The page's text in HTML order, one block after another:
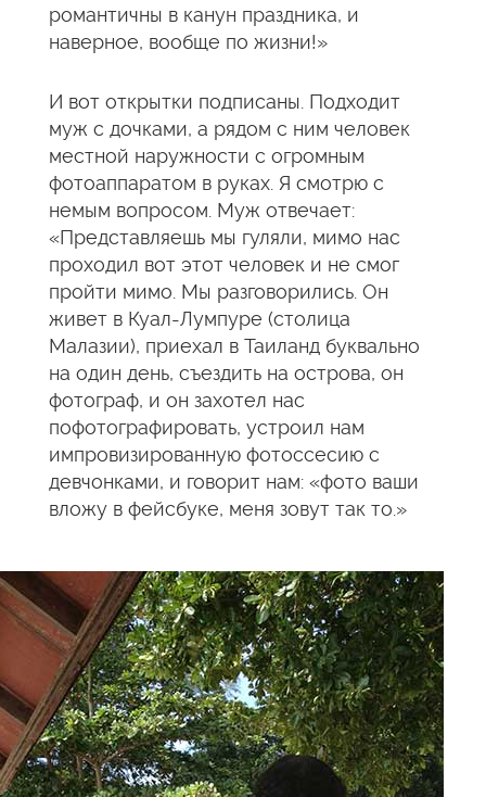
романтичны в канун праздника, и
наверное, вообще по жизни!»
И вот открытки подписаны. Подходит
муж с дочками, а рядом с ним человек
местной наружности с огромным
фотоаппаратом в руках. Я смотрю с
немым вопросом. Муж отвечает:
«Представляешь мы гуляли, мимо нас
проходил вот этот человек и не смог
пройти мимо. Мы разговорились. Он
живет в Куал-Лумпуре (столица
Малазии), приехал в Таиланд буквально
на один день, съездить на острова, он
фотограф, и он захотел нас
пофотографировать, устроил нам
импровизированную фотоссесию с
девчонками, и говорит нам: «фото ваши
вложу в фейсбуке, меня зовут так то.»